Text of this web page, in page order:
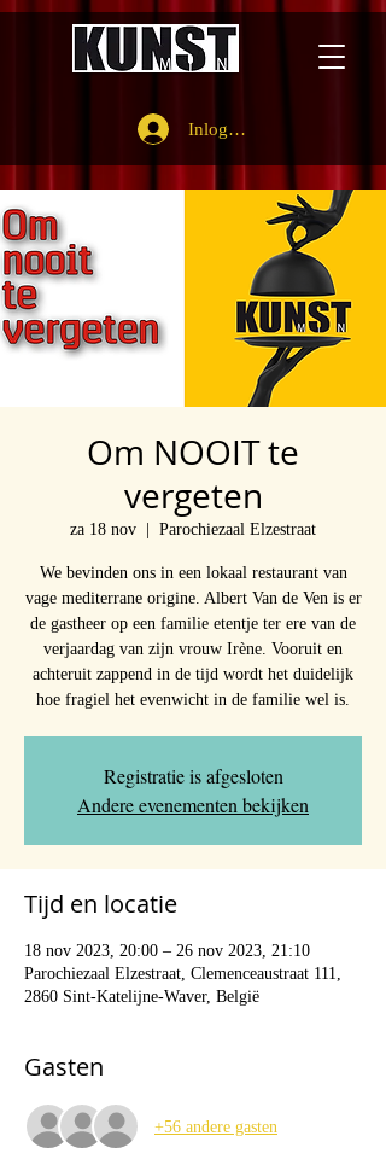
Inloggen
Om NOOIT te
vergeten
za 18 nov Parochiezaal Elzestraat
We bevinden ons in een lokaal restaurant van
vage mediterrane origine. Albert Van de Ven is er
de gastheer op een familie etentje ter ere van de
verjaardag van zijn vrouw Irène. Vooruit en
achteruit zappend in de tijd wordt het duidelijk
hoe fragiel het evenwicht in de familie wel is.
Registratie is afgesloten
Andere evenementen bekijken
Tijd en locatie
18 nov 2023, 20:00 – 26 nov 2023, 21:10
Parochiezaal Elzestraat, Clemenceaustraat 111,
2860 Sint-Katelijne-Waver, België
Gasten
+56 andere gasten